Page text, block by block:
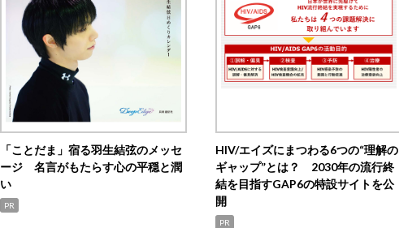
「ことだま」宿る羽生結弦のメッセ
ージ 名言がもたらす心の平穏と潤
い
PR
HIV/エイズにまつわる6つの“理解の
ギャップ”とは？ 2030年の流行終
結を目指すGAP6の特設サイトを公
開
PR